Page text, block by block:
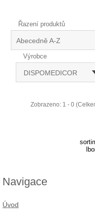
Řazení produktů
Abecedně A-Z
Výrobce
DISPOMEDICOR
Zobrazeno: 1 - 0
Navigace
Úvod